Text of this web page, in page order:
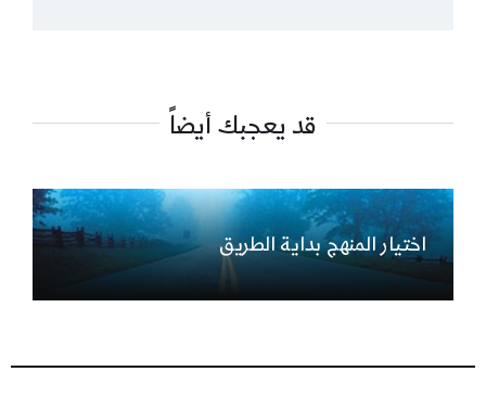
قد يعجبك أيضاً
اختيار المنهج بداية الطريق